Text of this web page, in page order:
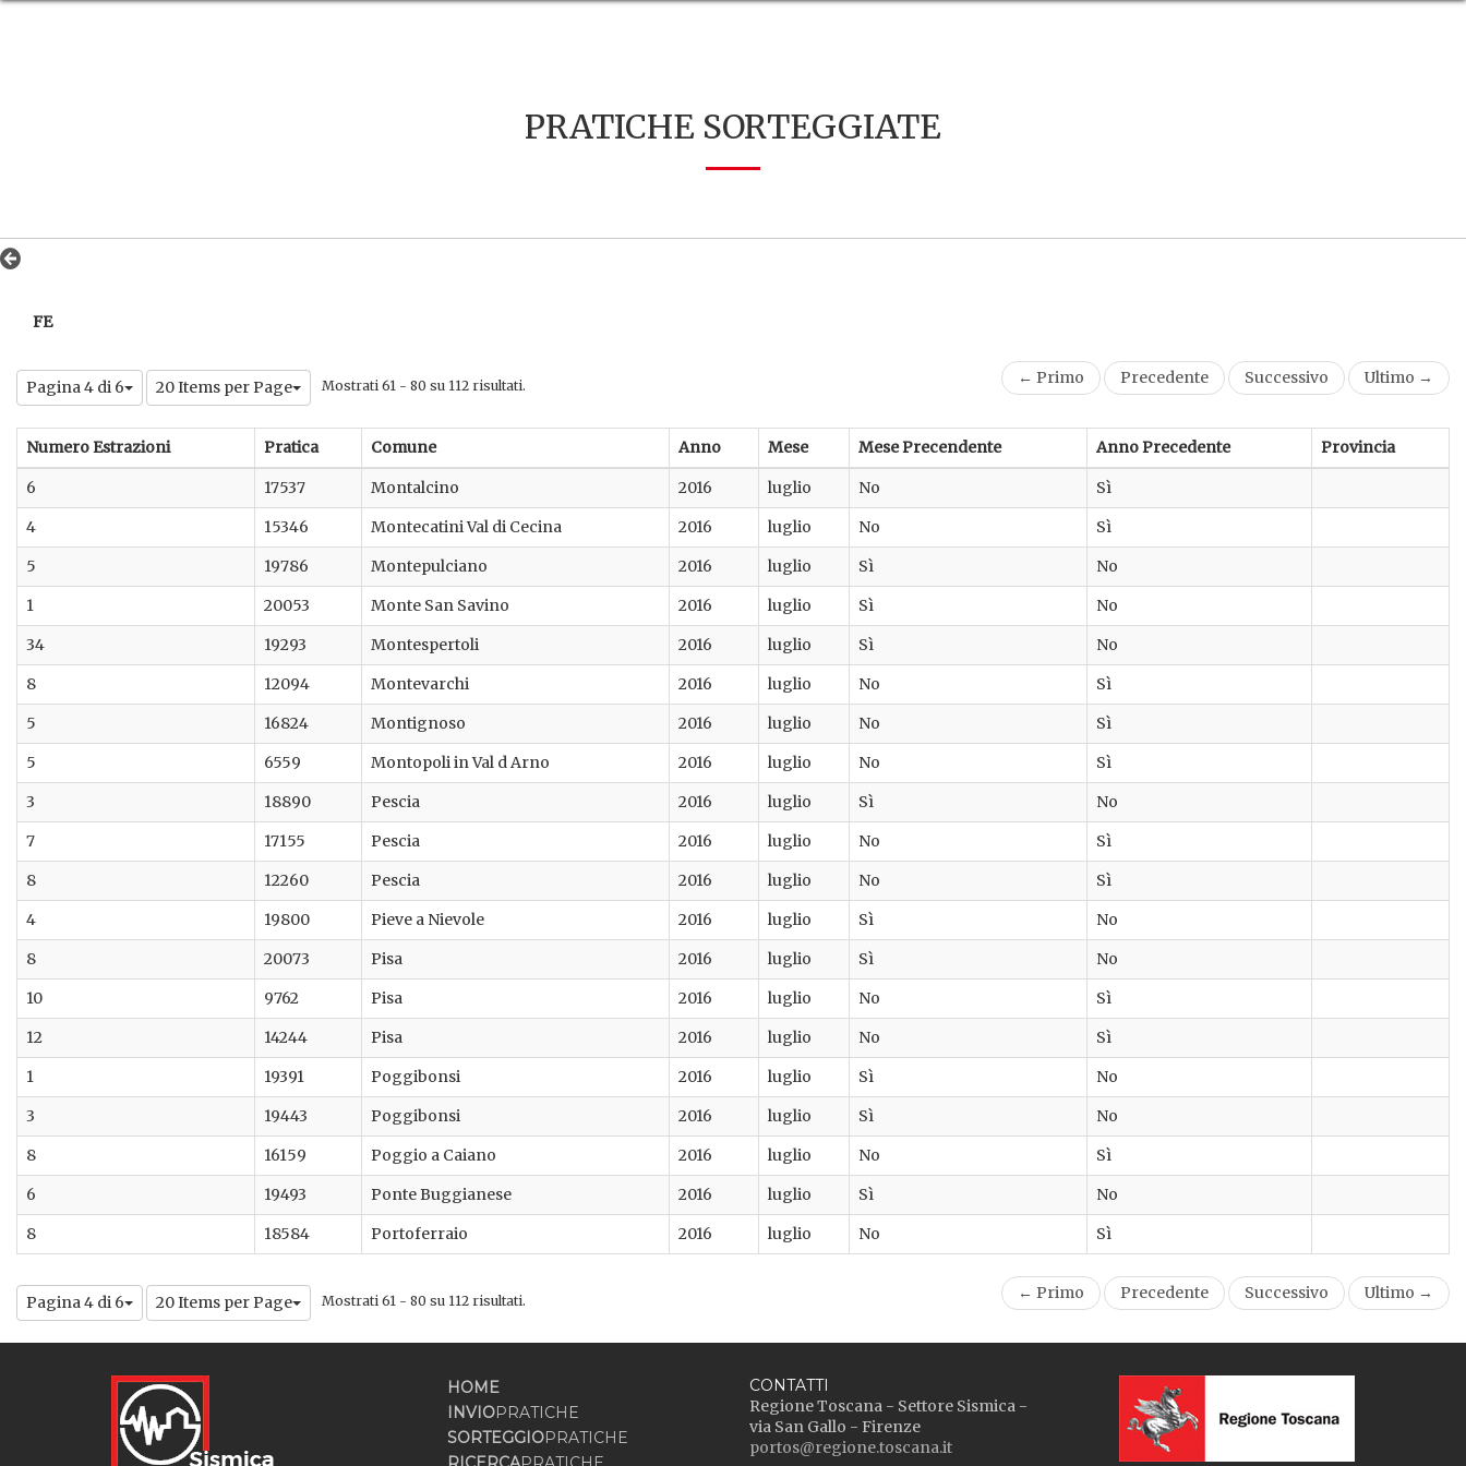
PRATICHE SORTEGGIATE
FE
Pagina 4 di 6 20 Items per Page Mostrati 61 - 80 su 112 risultati. ← Primo Precedente Successivo Ultimo →
Numero Estrazioni Pratica Comune Anno Mese Mese Precendente Anno Precedente Provincia
6 17537 Montalcino 2016 luglio No
Sì
4
15346 Montecatini Val di Cecina 2016 luglio No
Sì
5
19786 Montepulciano 2016 luglio Sì
No
1
20053 Monte San Savino 2016 luglio Sì
No
34
19293 Montespertoli 2016 luglio Sì
No
8
12094 Montevarchi 2016 luglio No
Sì
5
16824 Montignoso 2016 luglio No
Sì
5
6559 Montopoli in Val d Arno 2016 luglio No
Sì
3
18890 Pescia 2016 luglio Sì
No
7
17155 Pescia 2016 luglio No
Sì
8
12260 Pescia 2016 luglio No
Sì
4
19800 Pieve a Nievole 2016 luglio Sì
No
8
20073 Pisa 2016 luglio Sì
No
10
9762 Pisa 2016 luglio No
Sì
12
14244 Pisa 2016 luglio No
Sì
1
19391 Poggibonsi 2016 luglio Sì
No
3
19443 Poggibonsi 2016 luglio Sì
No
8
16159 Poggio a Caiano 2016 luglio No
Sì
6
19493 Ponte Buggianese 2016 luglio Sì
No
8
18584 Portoferraio 2016 luglio No Sì
Pagina 4 di 6 20 Items per Page Mostrati 61 - 80 su 112 risultati. ← Primo Precedente Successivo Ultimo →
HOME
INVIOPRATICHE
SORTEGGIOPRATICHE
CONTATTI
Regione Toscana - Settore Sismica -
via San Gallo - Firenze
portos@regione.toscana.it